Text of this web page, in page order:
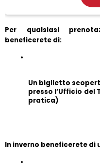
Per qualsiasi
beneficerete di:
Un biglietto
presso l’Ufficio del
pratica)
In inverno beneficerete di